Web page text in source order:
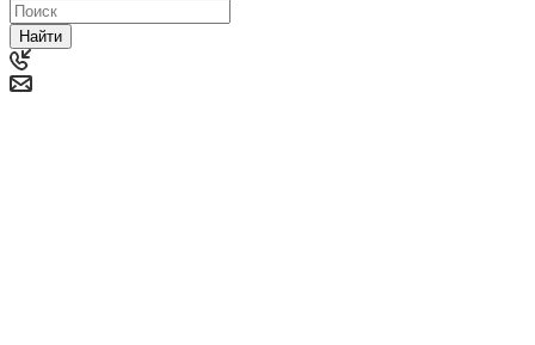
Найти